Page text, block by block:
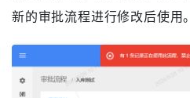
新的审批流程进行修改后使用。